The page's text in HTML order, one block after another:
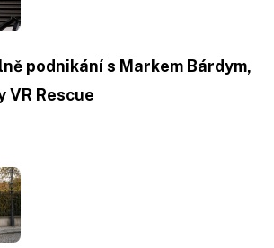
podnikání s Markem Bárdym,
VR Rescue